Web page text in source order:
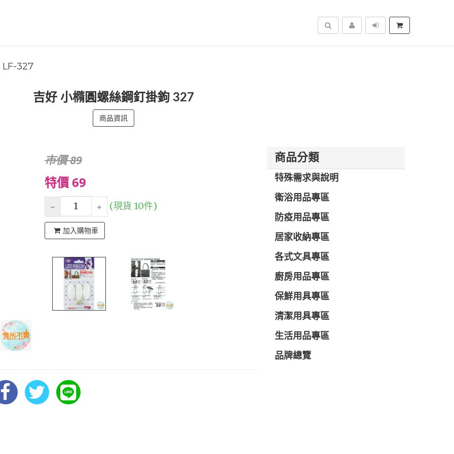
搜尋
LF-327
吉好 小橢圓螺絲鋼釘掛鉤 327
商品資訊
市價 89
特價 69
(現貨 10件)
加入購物車
商品分類
特殊需求與說明
衛浴用品專區
防疫用品專區
居家收納專區
各式文具專區
廚房用品專區
保鮮用具專區
清潔用具專區
生活用品專區
品牌總覽